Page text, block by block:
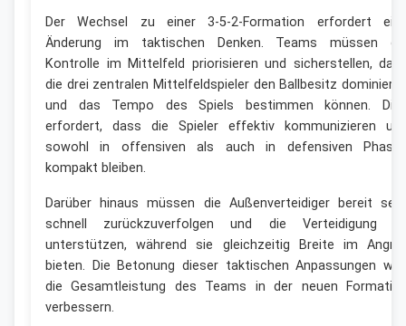
Der Wechsel zu einer 3-5-2-Formation erfordert
Änderung im taktischen Denken. Teams müssen
Kontrolle im Mittelfeld priorisieren und sicherstellen,
die drei zentralen Mittelfeldspieler den Ballbesitz
und das Tempo des Spiels bestimmen können.
erfordert, dass die Spieler effektiv kommunizieren
sowohl in offensiven als auch in defensiven
kompakt bleiben.
Darüber hinaus müssen die Außenverteidiger bereit
schnell zurückzuverfolgen und die Verteidigung
unterstützen, während sie gleichzeitig Breite im
bieten. Die Betonung dieser taktischen Anpassungen
die Gesamtleistung des Teams in der neuen
verbessern.